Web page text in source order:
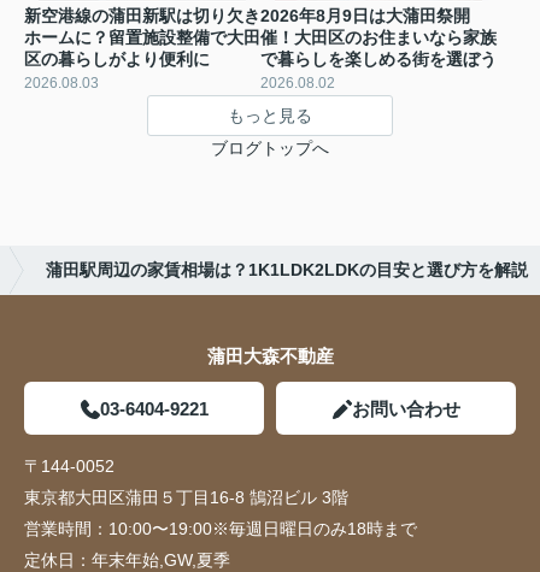
新空港線の蒲田新駅は切り欠き
ホームに？留置施設整備で大田
区の暮らしがより便利に
2026.08.03
2026年8月9日は大蒲田祭開
催！大田区のお住まいなら家族
で暮らしを楽しめる街を選ぼう
2026.08.02
もっと見る
ブログトップへ
蒲田駅周辺の家賃相場は？1K1LDK2LDKの目安と選び方を解説
蒲田大森不動産
03-6404-9221 お問い合わせ
〒144-0052
東京都大田区蒲田５丁目16-8 鵠沼ビル 3階
営業時間： 10:00〜19:00※毎週日曜日のみ18時まで
定休日： 年末年始,GW,夏季